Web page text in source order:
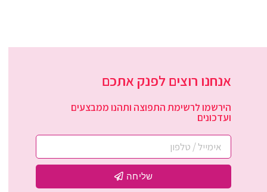
אנחנו רוצים לפנק אתכם
הירשמו לרשימת התפוצה ותהנו ממבצעים
ועדכונים
שליחה